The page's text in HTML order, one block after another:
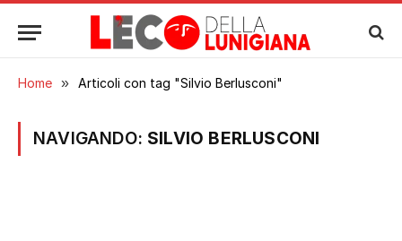
Home » Articoli con tag "Silvio Berlusconi"
NAVIGANDO: SILVIO BERLUSCONI